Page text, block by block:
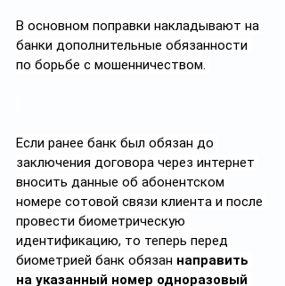
В основном поправки накладывают на
банки дополнительные обязанности
по борьбе с мошенничеством.
Если ранее банк был обязан до
заключения договора через интернет
вносить данные об абонентском
номере сотовой связи клиента и после
провести биометрическую
идентификацию, то теперь перед
биометрией банк обязан направить
на указанный номер одноразовый